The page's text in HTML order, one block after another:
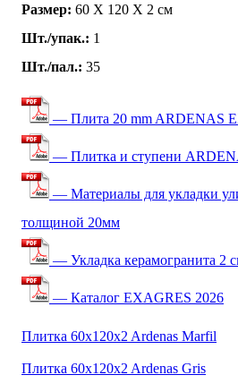
Размер: 60 Х 120 Х 2 см
Шт./упак.: 1
Шт./пал.: 35
— Плита 20 mm ARDENAS
— Плитка и ступени
— Материалы для укладки
толщиной 20мм
— Укладка керамогранита 2
— Каталог EXAGRES 2026
Плитка 60x120x2 Ardenas Marfil
Плитка 60x120x2 Ardenas Gris